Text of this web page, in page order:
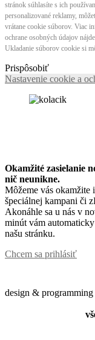
stránok súhlasíte s ich
personalizované reklamy,
vrátane cookie súborov. Viac
ochrane osobných údajov
Ukladanie súborov cookie si
Prispôsobiť
Nastavenie cookie a
Okamžité zasielanie
nič neunikne.
Môžeme vás
špeciálnej kampani či
Akonáhle sa u nás v
minút vám
našu stránku.
Chcem sa prihlásiť
design &